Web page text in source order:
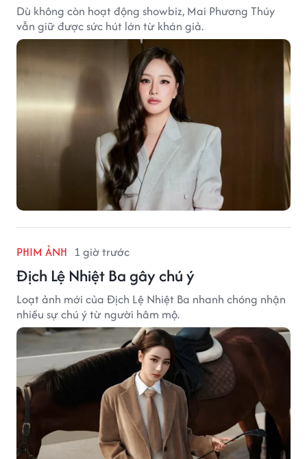
Dù không còn hoạt động showbiz, Mai Phương Thúy
vẫn giữ được sức hút lớn từ khán giả.
PHIM ẢNH 1 giờ trước
Địch Lệ Nhiệt Ba gây chú ý
Loạt ảnh mới của Địch Lệ Nhiệt Ba nhanh chóng nhận
nhiều sự chú ý từ người hâm mộ.